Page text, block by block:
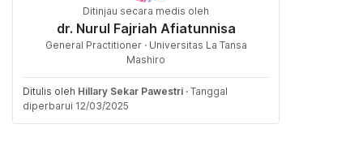
Ditinjau secara medis oleh
dr. Nurul Fajriah Afiatunnisa
General Practitioner · Universitas La Tansa
Mashiro
Ditulis oleh Hillary Sekar Pawestri · Tanggal
diperbarui 12/03/2025